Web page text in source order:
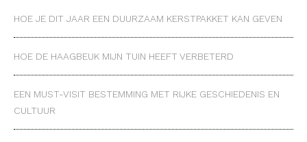
HOE JE DIT JAAR EEN DUURZAAM KERSTPAKKET KAN GEVEN
HOE DE HAAGBEUK MIJN TUIN HEEFT VERBETERD
EEN MUST-VISIT BESTEMMING MET RIJKE GESCHIEDENIS EN
CULTUUR